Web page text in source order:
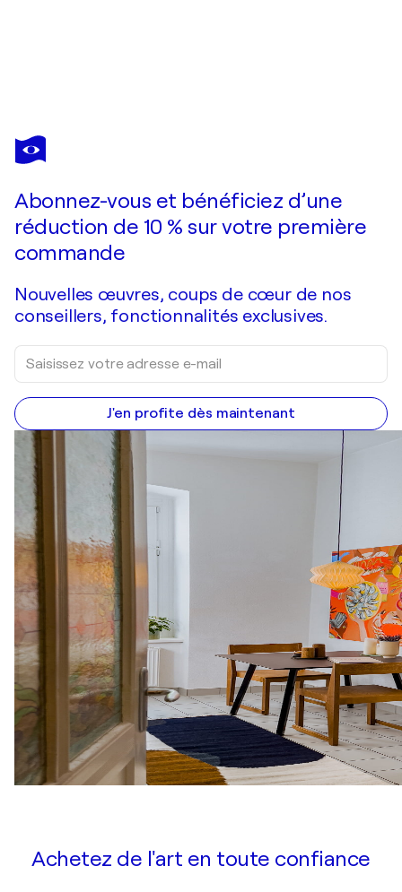
JULIEN ABSTRAIT
Cobalt
Abonnez-vous et bénéficiez d’une
réduction de 10 % sur votre première
commande
Nouvelles œuvres, coups de cœur de nos
conseillers, fonctionnalités exclusives.
J'en profite dès maintenant
Achetez de l'art en toute confiance